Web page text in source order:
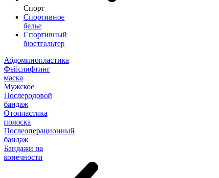
Спорт
Спортивное
белье
Спортивный
бюстгальтер
Абдоминопластика
Фейслифтинг
маска
Мужское
Послеродовой
бандаж
Отопластика
полоска
Послеоперационный
бандаж
Бандажи на
конечности